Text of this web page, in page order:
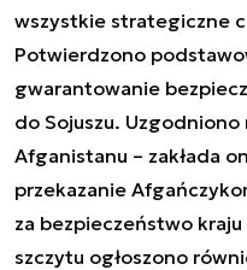
wszystkie strategiczne
Potwierdzono
gwarantowanie
do Sojuszu.
Afganistanu – zakłada
przekazanie
za bezpieczeństwo
szczytu ogłoszono